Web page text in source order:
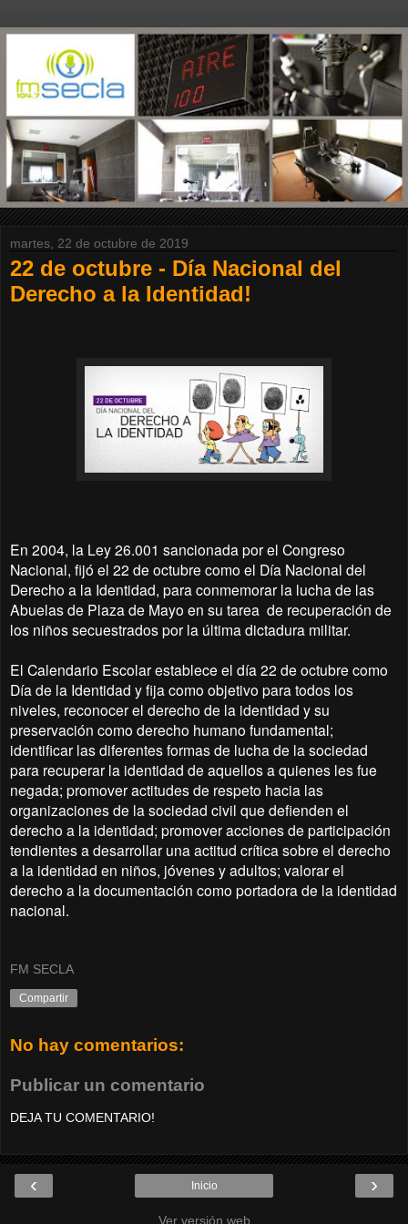
martes, 22 de octubre de 2019
22 de octubre - Día Nacional del
Derecho a la Identidad!
En 2004, la Ley 26.001 sancionada por el Congreso
Nacional, fijó el 22 de octubre como el Día Nacional del
Derecho a la Identidad, para conmemorar la lucha de las
Abuelas de Plaza de Mayo en su tarea de recuperación de
los niños secuestrados por la última dictadura militar.
El Calendario Escolar establece el día 22 de octubre como
Día de la Identidad y fija como objetivo para todos los
niveles, reconocer el derecho de la identidad y su
preservación como derecho humano fundamental;
identificar las diferentes formas de lucha de la sociedad
para recuperar la identidad de aquellos a quienes les fue
negada; promover actitudes de respeto hacia las
organizaciones de la sociedad civil que defienden el
derecho a la identidad; promover acciones de participación
tendientes a desarrollar una actitud crítica sobre el derecho
a la identidad en niños, jóvenes y adultos; valorar el
derecho a la documentación como portadora de la identidad
nacional.
FM SECLA
Compartir
No hay comentarios:
Publicar un comentario
DEJA TU COMENTARIO!
‹ ›
Inicio
Ver versión web